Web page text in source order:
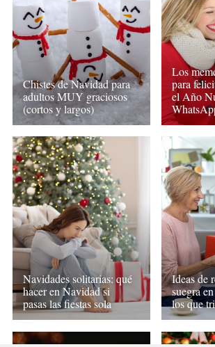
Chistes de Navidad para
adultos MUY graciosos
(cortos y largos)
Los
para
el Año
Navidades solitarias: qué
hacer en Navidad si
pasas las fiestas sola
Ideas de
suegra
los que